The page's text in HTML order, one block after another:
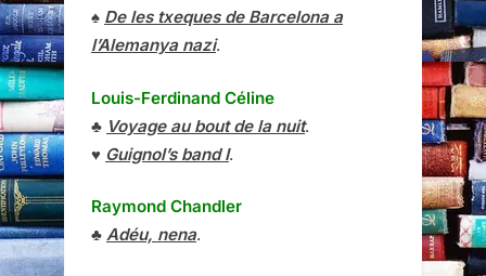
♠ De les txeques de Barcelona a
l’Alemanya nazi.
Louis-Ferdinand Céline
♣ Voyage au bout de la nuit.
♥ Guignol’s band I.
Raymond Chandler
♣ Adéu, nena.